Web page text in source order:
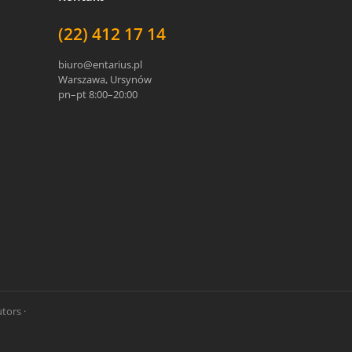
(22) 412 17 14
biuro@entarius.pl
Warszawa, Ursynów
pn–pt 8:00–20:00
·